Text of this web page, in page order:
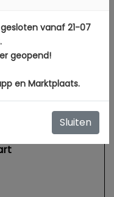
2027
vanaf 21-07
geopend!
en Marktplaats.
Sluiten